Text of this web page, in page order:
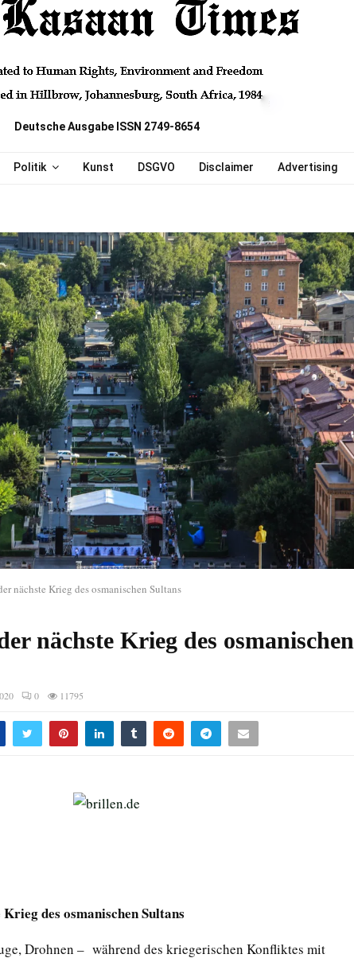
Deutsche Ausgabe ISSN 2749-8654
Politik Kunst DSGVO Disclaimer Advertising
nächste Krieg des osmanischen Sultans
nächste Krieg des osmanischen
0 11795
des osmanischen Sultans
Drohnen – während des kriegerischen Konfliktes mit